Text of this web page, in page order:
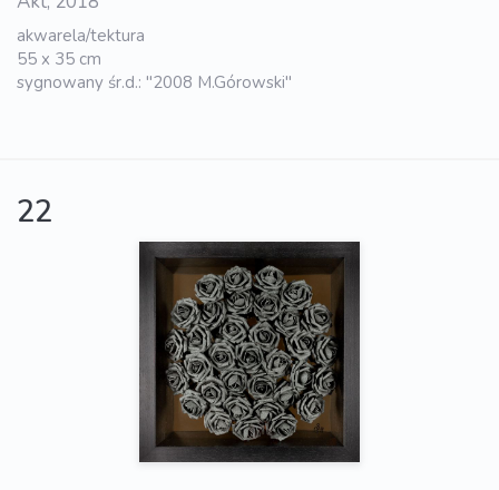
akwarela/tektura
55 x 35 cm
sygnowany śr.d.: "2008 M.Górowski"
22